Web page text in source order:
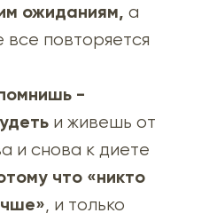
ожиданиям, а
все повторяется
-
и живешь от
и снова к диете
что «никто
, и только